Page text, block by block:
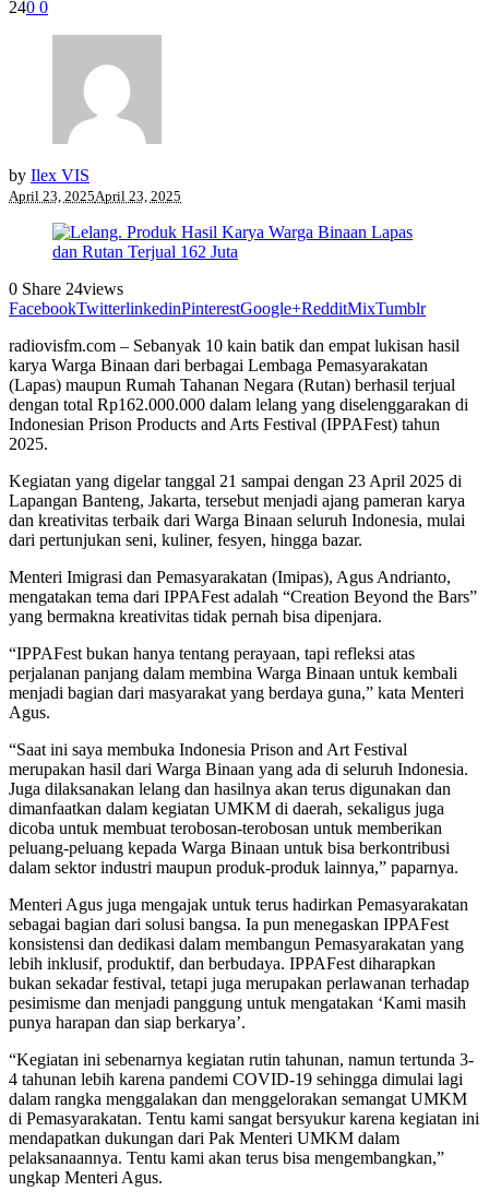
240 0
by Ilex VIS
April 23, 2025April 23, 2025
0 Share 24views
FacebookTwitterlinkedinPinterestGoogle+RedditMixTumblr
radiovisfm.com – Sebanyak 10 kain batik dan empat lukisan hasil
karya Warga Binaan dari berbagai Lembaga Pemasyarakatan
(Lapas) maupun Rumah Tahanan Negara (Rutan) berhasil terjual
dengan total Rp162.000.000 dalam lelang yang diselenggarakan di
Indonesian Prison Products and Arts Festival (IPPAFest) tahun
2025.
Kegiatan yang digelar tanggal 21 sampai dengan 23 April 2025 di
Lapangan Banteng, Jakarta, tersebut menjadi ajang pameran karya
dan kreativitas terbaik dari Warga Binaan seluruh Indonesia, mulai
dari pertunjukan seni, kuliner, fesyen, hingga bazar.
Menteri Imigrasi dan Pemasyarakatan (Imipas), Agus Andrianto,
mengatakan tema dari IPPAFest adalah “Creation Beyond the Bars”
yang bermakna kreativitas tidak pernah bisa dipenjara.
“IPPAFest bukan hanya tentang perayaan, tapi refleksi atas
perjalanan panjang dalam membina Warga Binaan untuk kembali
menjadi bagian dari masyarakat yang berdaya guna,” kata Menteri
Agus.
“Saat ini saya membuka Indonesia Prison and Art Festival
merupakan hasil dari Warga Binaan yang ada di seluruh Indonesia.
Juga dilaksanakan lelang dan hasilnya akan terus digunakan dan
dimanfaatkan dalam kegiatan UMKM di daerah, sekaligus juga
dicoba untuk membuat terobosan-terobosan untuk memberikan
peluang-peluang kepada Warga Binaan untuk bisa berkontribusi
dalam sektor industri maupun produk-produk lainnya,” paparnya.
Menteri Agus juga mengajak untuk terus hadirkan Pemasyarakatan
sebagai bagian dari solusi bangsa. Ia pun menegaskan IPPAFest
konsistensi dan dedikasi dalam membangun Pemasyarakatan yang
lebih inklusif, produktif, dan berbudaya. IPPAFest diharapkan
bukan sekadar festival, tetapi juga merupakan perlawanan terhadap
pesimisme dan menjadi panggung untuk mengatakan ‘Kami masih
punya harapan dan siap berkarya’.
“Kegiatan ini sebenarnya kegiatan rutin tahunan, namun tertunda 3-
4 tahunan lebih karena pandemi COVID-19 sehingga dimulai lagi
dalam rangka menggalakan dan menggelorakan semangat UMKM
di Pemasyarakatan. Tentu kami sangat bersyukur karena kegiatan ini
mendapatkan dukungan dari Pak Menteri UMKM dalam
pelaksanaannya. Tentu kami akan terus bisa mengembangkan,”
ungkap Menteri Agus.